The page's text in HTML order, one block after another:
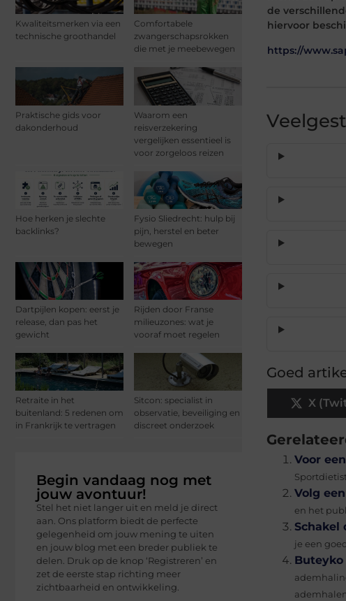
Kwaliteitsmerken via een
technische groothandel
Comfortabele
zwangerschapsrokken
die met je meebewegen
Praktische gids voor
dakonderhoud
Waarom een
reisverzekering
vergelijken essentieel is
voor zorgeloos reizen
Hoe herken je slechte
backlinks?
Fysio Sliedrecht: hulp bij
pijn, herstel en beter
bewegen
Dartpijlen kopen: eerst je
release, dan pas het
gewicht
Rijden door Franse
milieuzones: wat je
vooraf moet regelen
Retraite in het
buitenland: 5 redenen om
in Frankrijk te vertragen
Sitcon: specialist in
observatie, beveiliging en
discreet onderzoek
Begin vandaag nog met
jouw avontuur!
Stel het niet langer uit en meld je direct
aan. Ons platform biedt de perfecte
gelegenheid om jouw mening te uiten
en jouw blog met een breder publiek te
delen. Druk op de knop ‘Registreren’ en
zet de eerste stap richting meer
zichtbaarheid en ontwikkeling.
de
hiervoor
https://
Goed
X
Voor
Volg
en het
Schakel
je een